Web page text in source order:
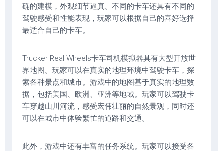
确的建模，外观细节逼真。不同的卡车还具有不同的
驾驶感受和性能表现，玩家可以根据自己的喜好选择
最适合自己的卡车。
Trucker Real Wheels卡车司机模拟器具有大型开放世
界地图。玩家可以在真实的地理环境中驾驶卡车，探
索各种景点和城市。游戏中的地图基于真实的地理数
据，包括美国、欧洲、亚洲等地域。玩家可以驾驶卡
车穿越山川河流，感受宏伟壮丽的自然景观，同时还
可以在城市中体验繁忙的道路和交通。
此外，游戏中还有丰富的任务系统。玩家可以接受各